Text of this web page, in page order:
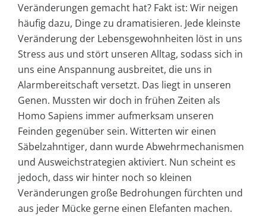
Veränderungen gemacht hat? Fakt ist: Wir neigen
häufig dazu, Dinge zu dramatisieren. Jede kleinste
Veränderung der Lebensgewohnheiten löst in uns
Stress aus und stört unseren Alltag, sodass sich in
uns eine Anspannung ausbreitet, die uns in
Alarmbereitschaft versetzt. Das liegt in unseren
Genen. Mussten wir doch in frühen Zeiten als
Homo Sapiens immer aufmerksam unseren
Feinden gegenüber sein. Witterten wir einen
Säbelzahntiger, dann wurde Abwehrmechanismen
und Ausweichstrategien aktiviert. Nun scheint es
jedoch, dass wir hinter noch so kleinen
Veränderungen große Bedrohungen fürchten und
aus jeder Mücke gerne einen Elefanten machen.